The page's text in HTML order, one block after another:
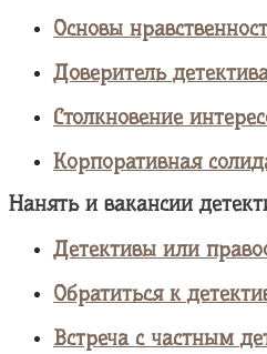
Основы
Доверитель
Столкновение
Корпоративная
Нанять и вакансии
Детективы или
Обратиться к
Встреча с частным